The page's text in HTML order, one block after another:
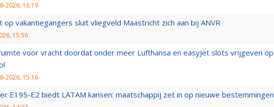
2026, 16:19
op vakantiegangers sluit vliegveld Maastricht zich aan bij ANVR
15:56
voor vracht doordat onder meer Lufthansa en easyJet slots vrijgeven op
2026, 15:16
E195-E2 biedt LATAM kansen: maatschappij zet in op nieuwe bestemmingen